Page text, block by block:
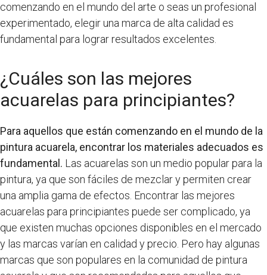
comenzando en el mundo del arte o seas un profesional
experimentado, elegir una marca de alta calidad es
fundamental para lograr resultados excelentes.
¿Cuáles son las mejores
acuarelas para principiantes?
Para aquellos que están comenzando en el mundo de la
pintura acuarela, encontrar los materiales adecuados es
fundamental. Las acuarelas son un medio popular para la
pintura, ya que son fáciles de mezclar y permiten crear
una amplia gama de efectos. Encontrar las mejores
acuarelas para principiantes puede ser complicado, ya
que existen muchas opciones disponibles en el mercado
y las marcas varían en calidad y precio. Pero hay algunas
marcas que son populares en la comunidad de pintura